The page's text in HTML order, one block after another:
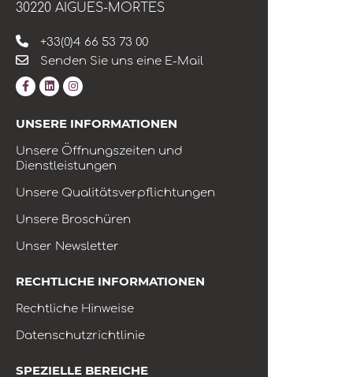
30220 AIGUES-MORTES
+33(0)4 66 53 73 00
Senden Sie uns eine E-Mail
UNSERE INFORMATIONEN
Unsere Öffnungszeiten und
Dienstleistungen
Unsere Qualitätsverpflichtungen
Unsere Broschüren
Unser Newsletter
RECHTLICHE INFORMATIONEN
Rechtliche Hinweise
Datenschutzrichtlinie
SPEZIELLE BEREICHE